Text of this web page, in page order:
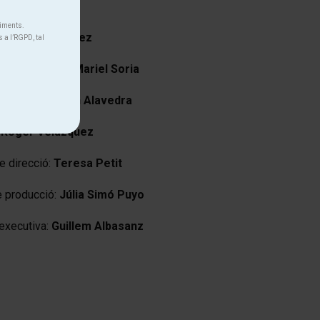
Quico Gutiérrez
Mariel Soria
Joan Alavedra
Roger Velázquez
direcció: Teresa Petit
producció: Júlia Simó Puyo
Guillem Albasanz
l’RGPD, tal